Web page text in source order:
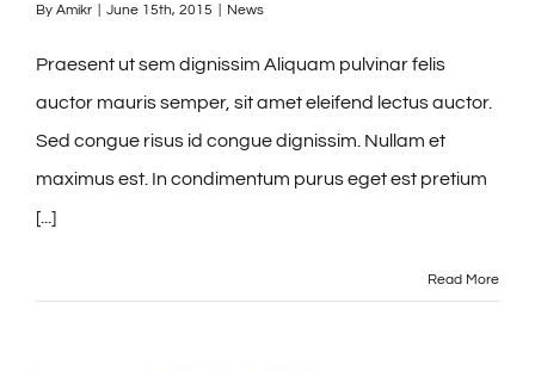
By Amikr June 15th, 2015 News
Praesent ut sem dignissim Aliquam pulvinar felis
auctor mauris semper, sit amet eleifend lectus auctor.
Sed congue risus id congue dignissim. Nullam et
maximus est. In condimentum purus eget est pretium
[...]
Read More